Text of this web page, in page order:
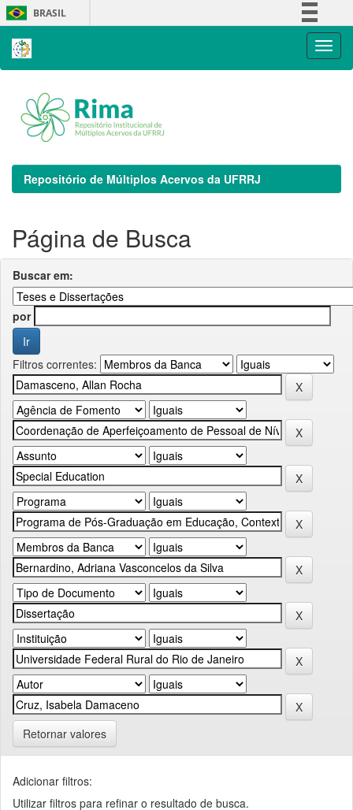
Skip
navigation
BRASIL
Repositório de Múltiplos Acervos da UFRRJ
Página de Busca
Buscar em:
por
Filtros correntes:
Retornar valores
Adicionar filtros:
Utilizar filtros para refinar o resultado de busca.